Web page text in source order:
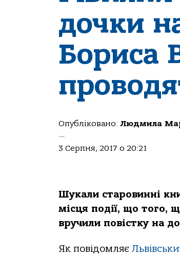
дочки
Бориса
Опубліковано: Людмила
—
3 Серпня, 2017 о 20:21
Шукали старовинні
місця події, що того,
вручили повістку на
Як повідомляє